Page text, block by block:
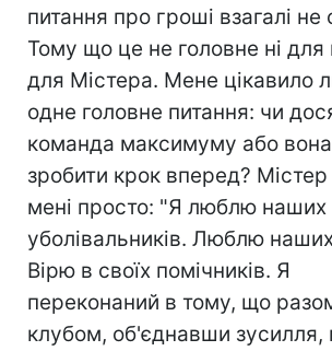
питання про гроші взагалі не
Тому що це не головне ні для
для Містера. Мене цікавило
одне головне питання: чи
команда максимуму або
зробити крок вперед? Містер
мені просто: "Я люблю наших
уболівальників. Люблю
Вірю в своїх помічників. Я
переконаний в тому, що
клубом, об'єднавши зусилля,